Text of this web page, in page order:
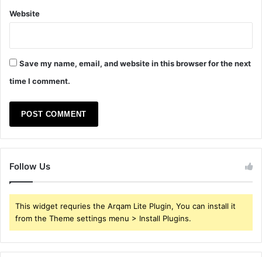
Website
Save my name, email, and website in this browser for the next
time I comment.
Follow Us
This widget requries the Arqam Lite Plugin, You can install it
from the Theme settings menu > Install Plugins.